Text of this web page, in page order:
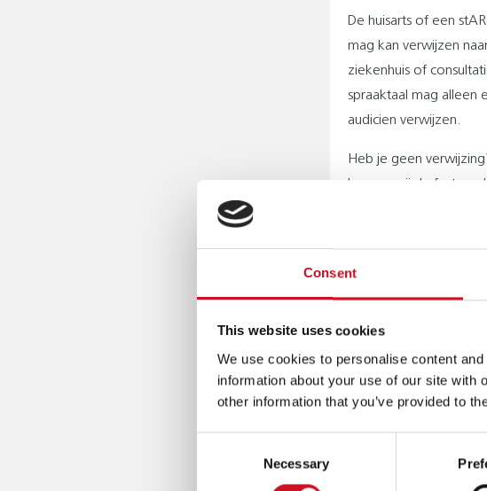
Consent
This website uses cookies
We use cookies to personalise content
information about your use of our site with
other information that you’ve provided to
Necessary
De huisarts of een
mag kan verwijzen
ziekenhuis of
spraaktaal mag alleen
audicien verwijzen.
Heb je geen
kunnen wij de factuur
NEEM JE
Kom je voor de eerste
(van diegene die